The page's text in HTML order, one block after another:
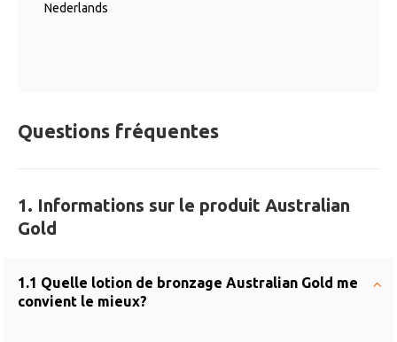
Nederlands
Questions fréquentes
1. Informations sur le produit Australian
Gold
1.1 Quelle lotion de bronzage Australian Gold me
convient le mieux?